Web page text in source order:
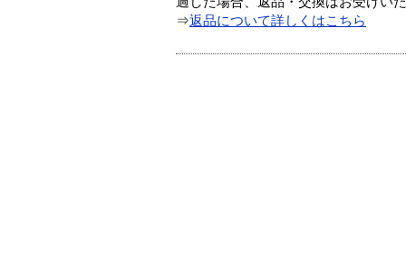
⇒返品について詳しくはこちら